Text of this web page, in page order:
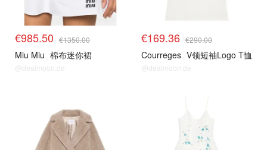
€985.50 €1350.00
Miu Miu 棉布迷你裙
@dealmoon.de
€169.36 €290.00
Courreges V领短袖Logo T恤
@dealmoon.de